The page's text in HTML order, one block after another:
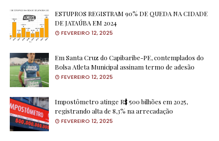
ESTUPROS REGISTRAM 90% DE QUEDA NA CIDADE
DE JATAÚBA EM 2024
FEVEREIRO 12, 2025
Em Santa Cruz do Capibaribe-PE, contemplados do
Bolsa Atleta Municipal assinam termo de adesão
FEVEREIRO 12, 2025
Impostômetro atinge R$ 500 bilhões em 2025,
registrando alta de 8,3% na arrecadação
FEVEREIRO 12, 2025